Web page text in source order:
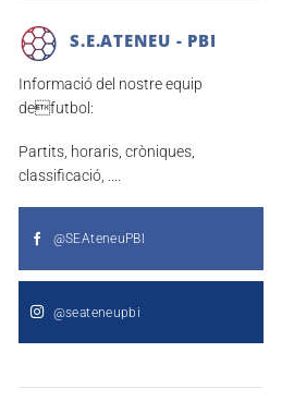
S.E.ATENEU - PBI
Informació del nostre equip
defutbol:
Partits, horaris, cròniques,
classificació, ....
@SEAteneuPBI
@seateneupbi